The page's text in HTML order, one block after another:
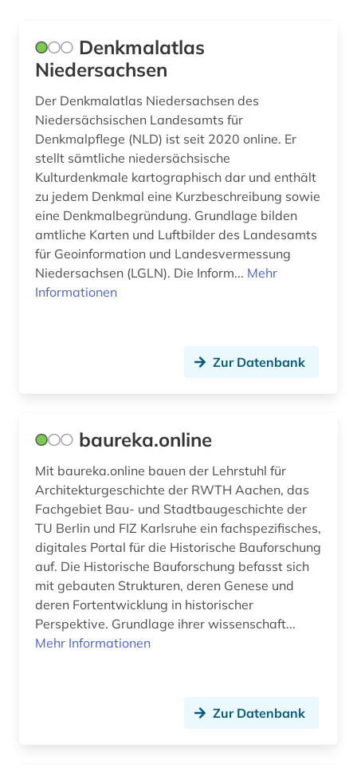
Denkmalatlas
Niedersachsen
Der Denkmalatlas Niedersachsen des
Niedersächsischen Landesamts für
Denkmalpflege (NLD) ist seit 2020 online. Er
stellt sämtliche niedersächsische
Kulturdenkmale kartographisch dar und enthält
zu jedem Denkmal eine Kurzbeschreibung sowie
eine Denkmalbegründung. Grundlage bilden
amtliche Karten und Luftbilder des Landesamts
für Geoinformation und Landesvermessung
Niedersachsen (LGLN). Die Inform... Mehr
Informationen
Zur Datenbank
baureka.online
Mit baureka.online bauen der Lehrstuhl für
Architekturgeschichte der RWTH Aachen, das
Fachgebiet Bau- und Stadtbaugeschichte der
TU Berlin und FIZ Karlsruhe ein fachspezifisches,
digitales Portal für die Historische Bauforschung
auf. Die Historische Bauforschung befasst sich
mit gebauten Strukturen, deren Genese und
deren Fortentwicklung in historischer
Perspektive. Grundlage ihrer wissenschaft...
Mehr Informationen
Zur Datenbank